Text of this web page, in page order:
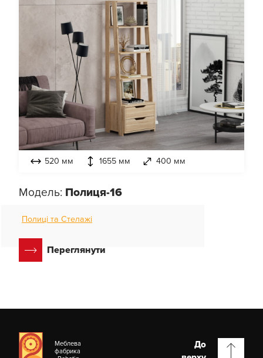
520 мм 1655 мм 400 мм
Модель: Полиця-16
Полиці та Стелажі
Переглянути
Меблева
фабрика
До